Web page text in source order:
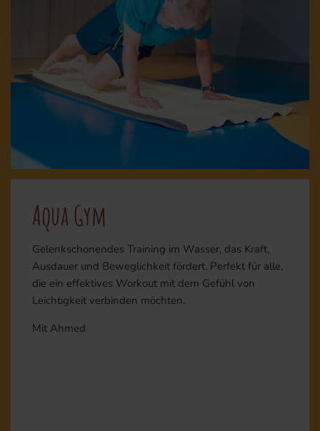
Aqua Gym
Gelenkschonendes Training im Wasser, das Kraft,
Ausdauer und Beweglichkeit fördert. Perfekt für alle,
die ein effektives Workout mit dem Gefühl von
Leichtigkeit verbinden möchten.
Mit Ahmed